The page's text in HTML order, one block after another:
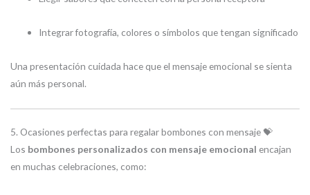
Integrar fotografía, colores o símbolos que tengan significado
Una presentación cuidada hace que el mensaje emocional se sienta
aún más personal.
5. Ocasiones perfectas para regalar bombones con mensaje 💝
Los bombones personalizados con mensaje emocional encajan
en muchas celebraciones, como: